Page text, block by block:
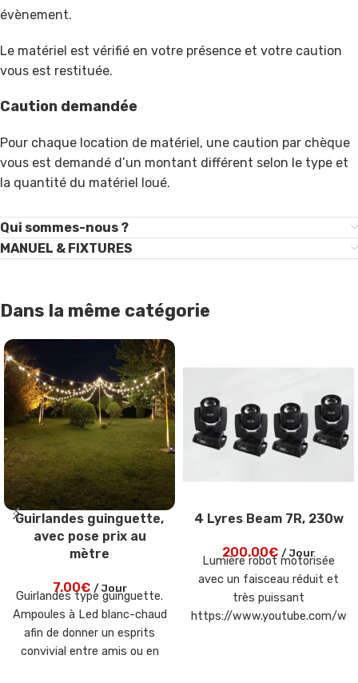
évènement.
Le matériel est vérifié en votre présence et votre caution
vous est restituée.
Caution demandée
Pour chaque location de matériel, une caution par chèque
vous est demandé d’un montant différent selon le type et
la quantité du matériel loué.
Qui sommes-nous ?
MANUEL & FIXTURES
Dans la même catégorie
Guirlandes guinguette,
avec pose prix au
mètre
7.00€ / Jour
Guirlandes type guinguette.
Ampoules à Led blanc-chaud
afin de donner un esprits
convivial entre amis ou en
4 Lyres Beam 7R, 230w
200.00€ / Jour
Lumière robot motorisée
avec un faisceau réduit et
très puissant
https://www.youtube.com/